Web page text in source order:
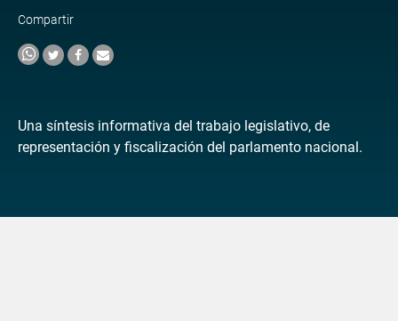
Compartir
Una síntesis informativa del trabajo legislativo, de
representación y fiscalización del parlamento nacional.